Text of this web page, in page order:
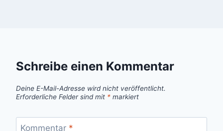
Schreibe einen Kommentar
Deine E-Mail-Adresse wird nicht veröffentlicht.
Erforderliche Felder sind mit * markiert
Kommentar *